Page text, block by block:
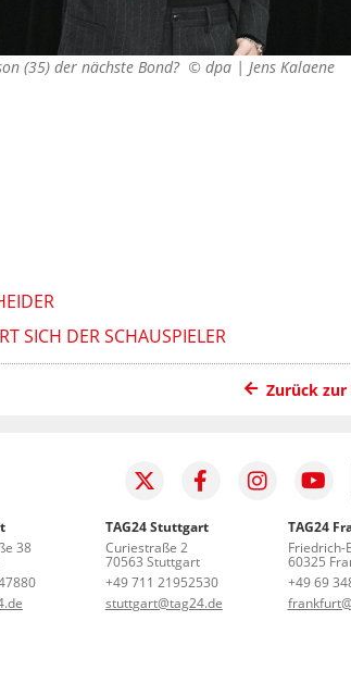
(35) der nächste Bond? © dpa | Jens Kalaene
SICH DER SCHAUSPIELER
Zurück
38
TAG24 Stuttgart
Curiestraße 2
70563 Stuttgart
+49 711 21952530
stuttgart@tag24.de
TAG24
Friedrich-
60325
+49 69